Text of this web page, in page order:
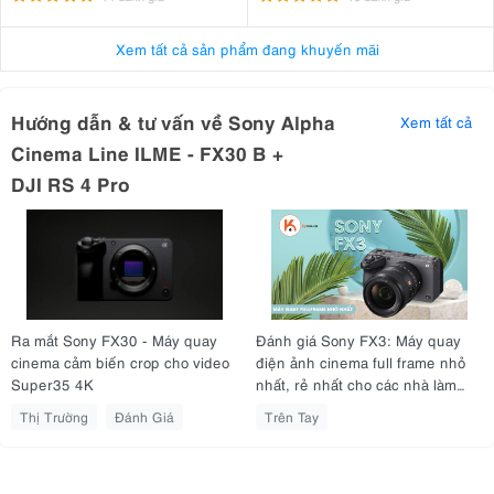
2. Thông số kỹ thuật nổi bật của Sony FX30
: Cảm biến Exmor R APS-C CMOS chiếu sáng sau
Số điểm ảnh hiệu dụng
: Khoảng 20,1 megapixel cho video,
26,0 megapixel cho ảnh tĩnh
Ngàm ống kính
Dải ISO : ISO 100-32000 (có thể mở rộng đến ISO 50-102400)
Xem tất cả sản phẩm đang khuyến mãi
Hướng dẫn & tư vấn về Sony Alpha
Cinema Line ILME - FX30 B +
DJI RS 4 Pro
Xem tất cả
Ra mắt Sony FX30 - Máy quay
cinema cảm biến crop cho video
Super35 4K
Thị Trường Đánh Giá
Đánh giá Sony FX3: Máy quay
điện ảnh cinema full frame nhỏ
nhất, rẻ nhất cho các nhà làm
Trên Tay